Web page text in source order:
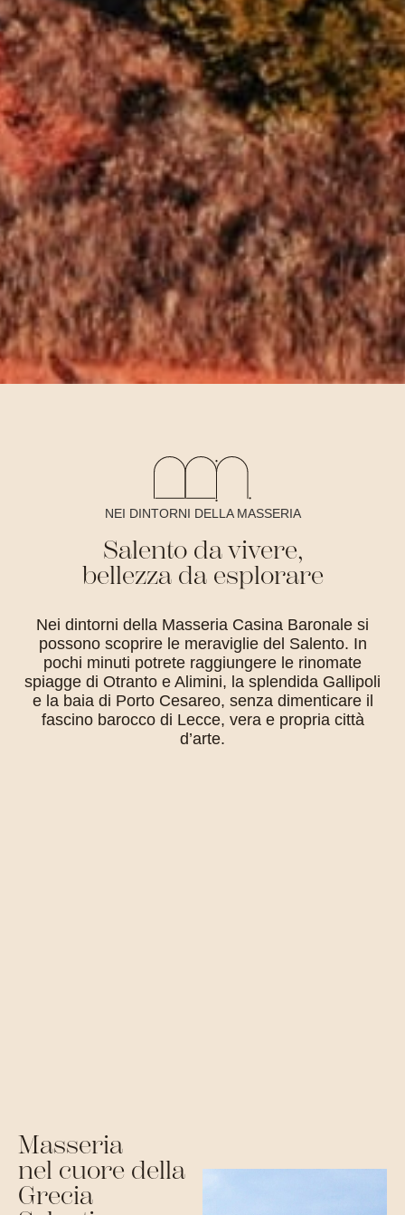
NEI DINTORNI DELLA MASSERIA
Salento da vivere,
bellezza da esplorare
Nei dintorni della Masseria Casina Baronale si
possono scoprire le meraviglie del Salento. In
pochi minuti potrete raggiungere le rinomate
spiagge di Otranto e Alimini, la splendida Gallipoli
e la baia di Porto Cesareo, senza dimenticare il
fascino barocco di Lecce, vera e propria città
d’arte.
Masseria
nel cuore della
Grecia